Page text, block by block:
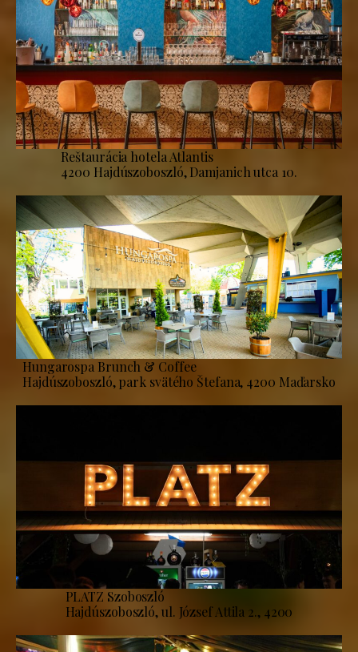
Reštaurácia hotela Atlantis
4200 Hajdúszoboszló, Damjanich utca 10.
Hungarospa Brunch & Coffee
Hajdúszoboszló, park svätého Štefana, 4200 Maďarsko
PLATZ Szoboszló
Hajdúszoboszló, ul. József Attila 2., 4200